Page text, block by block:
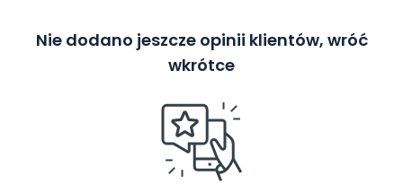
Nie dodano jeszcze opinii klientów, wróć
wkrótce